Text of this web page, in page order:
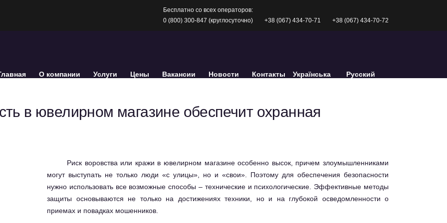
Бесплатно со всех операторов:
0 (800) 300-847 (круглосуточно)
+38 (067) 434-70-71 +38 (067) 434-70-72
О компании Услуги Цены Вакансии Новости Контакты Українська Русский
в ювелирном магазине обеспечит охранная
Риск воровства или кражи в ювелирном магазине особенно высок, причем злоумышленниками
могут выступать не только люди «с улицы», но и «свои». Поэтому для обеспечения безопасности
нужно использовать все возможные способы – технические и психологические. Эффективные методы
защиты основываются не только на достижениях техники, но и на глубокой осведомленности о
приемах и повадках мошенников.